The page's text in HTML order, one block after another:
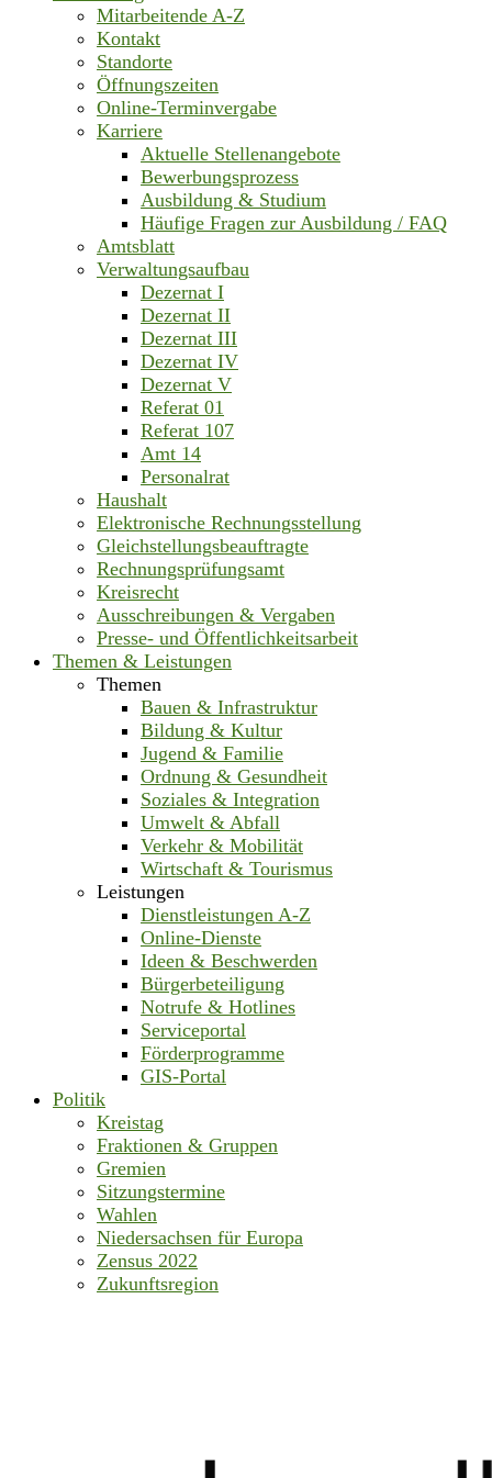
Mitarbeitende A-Z
Kontakt
Standorte
Öffnungszeiten
Online-Terminvergabe
Karriere
Aktuelle Stellenangebote
Bewerbungsprozess
Ausbildung & Studium
Häufige Fragen zur Ausbildung / FAQ
Amtsblatt
Verwaltungsaufbau
Dezernat I
Dezernat II
Dezernat III
Dezernat IV
Dezernat V
Referat 01
Referat 107
Amt 14
Personalrat
Haushalt
Elektronische Rechnungsstellung
Gleichstellungsbeauftragte
Rechnungsprüfungsamt
Kreisrecht
Ausschreibungen & Vergaben
Presse- und Öffentlichkeitsarbeit
Themen & Leistungen
Themen
Bauen & Infrastruktur
Bildung & Kultur
Jugend & Familie
Ordnung & Gesundheit
Soziales & Integration
Umwelt & Abfall
Verkehr & Mobilität
Wirtschaft & Tourismus
Leistungen
Dienstleistungen A-Z
Online-Dienste
Ideen & Beschwerden
Bürgerbeteiligung
Notrufe & Hotlines
Serviceportal
Förderprogramme
GIS-Portal
Politik
Kreistag
Fraktionen & Gruppen
Gremien
Sitzungstermine
Wahlen
Niedersachsen für Europa
Zensus 2022
Zukunftsregion